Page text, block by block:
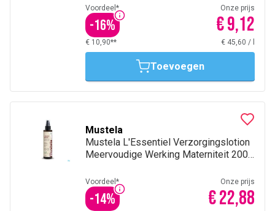
Voordeel*
-16%
Onze prijs
€ 9,12
€ 10,90** € 45,60 /
Toevoegen
Mustela
Mustela L'Essentiel Verzorgingslotion
Meervoudige Werking Materniteit 200
Voordeel*
-14%
Onze prijs
€ 22,88